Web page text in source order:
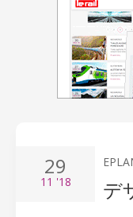
29
11 '18 デ